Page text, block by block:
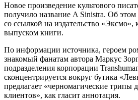
Новое произведение культового
получило название A Sinistra. Об
со ссылкой на издательство «Эксмо»,
выпуском книги.
По информации источника, героем
знакомый фанатам автора Маркус
подразделения корпорации
сконцентрируется вокруг бутика
предлагает «черномагические трипы
клиентов», как гласит аннотация.